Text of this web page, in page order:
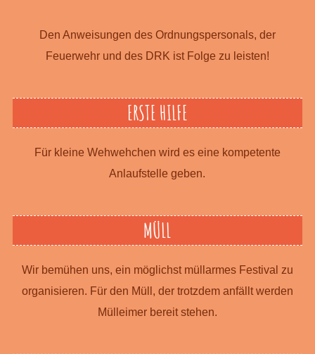
Den Anweisungen des Ordnungspersonals, der
Feuerwehr und des DRK ist Folge zu leisten!
ERSTE HILFE
Für kleine Wehwehchen wird es eine kompetente
Anlaufstelle geben.
MÜLL
Wir bemühen uns, ein möglichst müllarmes Festival zu
organisieren. Für den Müll, der trotzdem anfällt werden
Mülleimer bereit stehen.